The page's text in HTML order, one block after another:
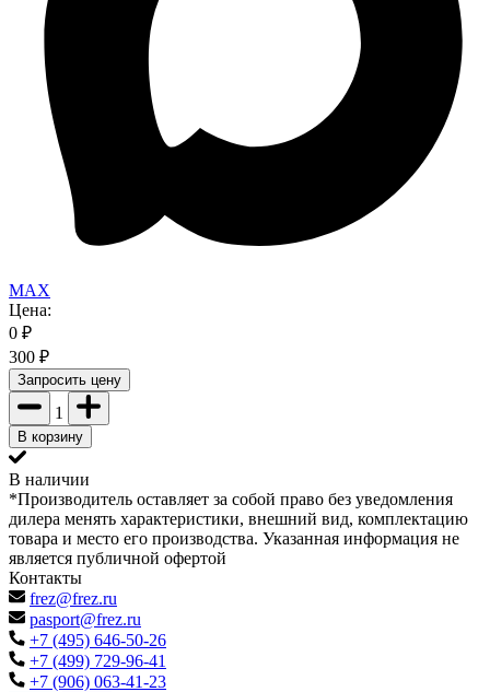
MAX
Цена:
0 ₽
300 ₽
Запросить цену
1
В корзину
В наличии
*Производитель оставляет за собой право без уведомления
дилера менять характеристики, внешний вид, комплектацию
товара и место его производства. Указанная информация не
является публичной офертой
Контакты
frez@frez.ru
pasport@frez.ru
+7 (495) 646-50-26
+7 (499) 729-96-41
+7 (906) 063-41-23